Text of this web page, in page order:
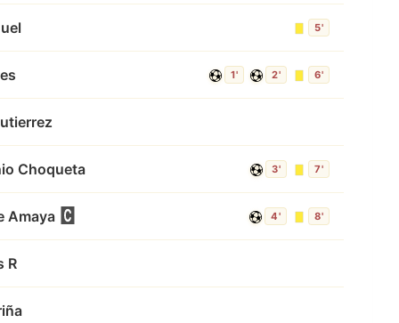
5'
1' 2' 6'
Choqueta 3' 7'
Amaya 4' 8'
R